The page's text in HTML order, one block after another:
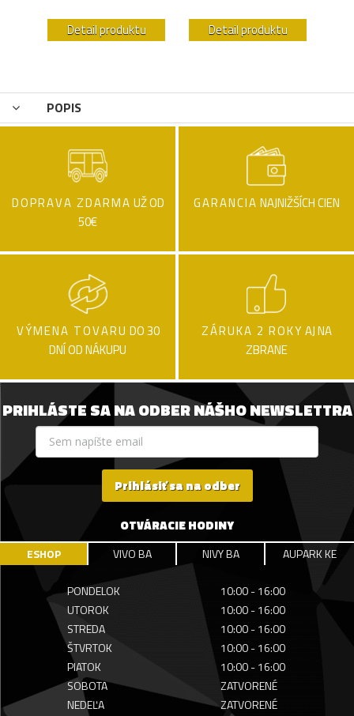
Detail produktu Detail produktu
POPIS
DOPRAVA ZDARMA UŽ OD
50€
GARANCIA NAJNIŽŠÍCH CIEN
VÝMENA TOVARU DO 30
DNÍ OD NÁKUPU
ZÁRUKA 2 ROKY AJ NA
ZBRANE
PRIHLÁSTE SA NA ODBER NÁŠHO NEWSLETTRA
Prihlásiť sa na odber
OTVÁRACIE HODINY
ESHOP VIVO BA NIVY BA AUPARK KE
PONDELOK
10:00 - 16:00
UTOROK
10:00 - 16:00
STREDA
10:00 - 16:00
ŠTVRTOK
10:00 - 16:00
PIATOK
10:00 - 16:00
SOBOTA
ZATVORENÉ
NEDEĽA
ZATVORENÉ